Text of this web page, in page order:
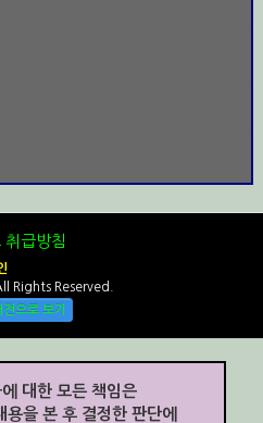
취급방침
Rights Reserved.
전으로 보기
대한 모든 책임은
을 본 후 결정한 판단에